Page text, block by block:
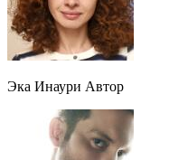
Эка Инаури Автор